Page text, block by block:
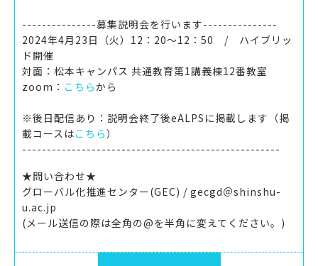
---------------募集説明会を行います---------------
2024年4月23日（火）12：20～12：50 / ハイブリッ
ド開催
対面：松本キャンパス 共通教育第1講義棟12番教室
zoom： こちらから
※後日配信あり：説明会終了後eALPSに掲載します（掲
載コースはこちら）
----------------------------------------------------
★問い合わせ★
グローバル化推進センター(GEC) / gecgd＠shinshu-
u.ac.jp
(メール送信の際は全角の@を半角に変えてください。)